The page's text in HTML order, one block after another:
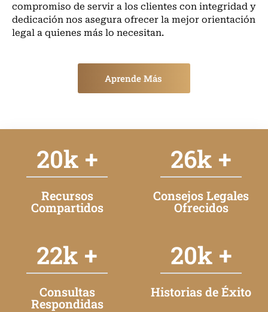
compromiso de servir a los clientes con integridad y
dedicación nos asegura ofrecer la mejor orientación
legal a quienes más lo necesitan.
Aprende Más
20k +
Recursos
Compartidos
26k +
Consejos Legales
Ofrecidos
22k +
Consultas
Respondidas
20k +
Historias de Éxito